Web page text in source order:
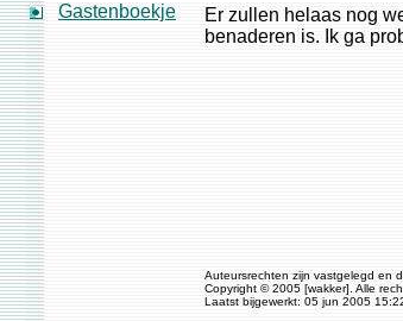
Gastenboekje
Er zullen helaas nog
benaderen is. Ik ga
Auteursrechten zijn vastgelegd en
Copyright © 2005 [wakker]. Alle
Laatst bijgewerkt: 05 jun 2005